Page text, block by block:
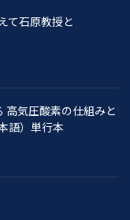
て石原教授と
高気圧酸素の仕組みと
語）単行本